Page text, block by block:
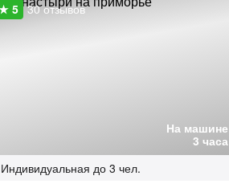
На машине
3 часа
30 отзывов
Индивидуальная до 3 чел.